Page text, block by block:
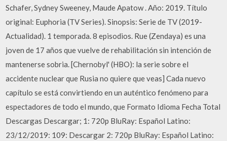
Schafer, Sydney Sweeney, Maude Apatow . Año: 2019. Título
original: Euphoria (TV Series). Sinopsis: Serie de TV (2019-
Actualidad). 1 temporada. 8 episodios. Rue (Zendaya) es una
joven de 17 años que vuelve de rehabilitación sin intención de
mantenerse sobria. [Chernobyl' (HBO): la serie sobre el
accidente nuclear que Rusia no quiere que veas] Cada nuevo
capítulo se está convirtiendo en un auténtico fenómeno para
espectadores de todo el mundo, que Formato Idioma Fecha Total
Descargas Descargar; 1: 720p BluRay: Español Latino:
23/12/2019: 109: Descargar 2: 720p BluRay: Español Latino: